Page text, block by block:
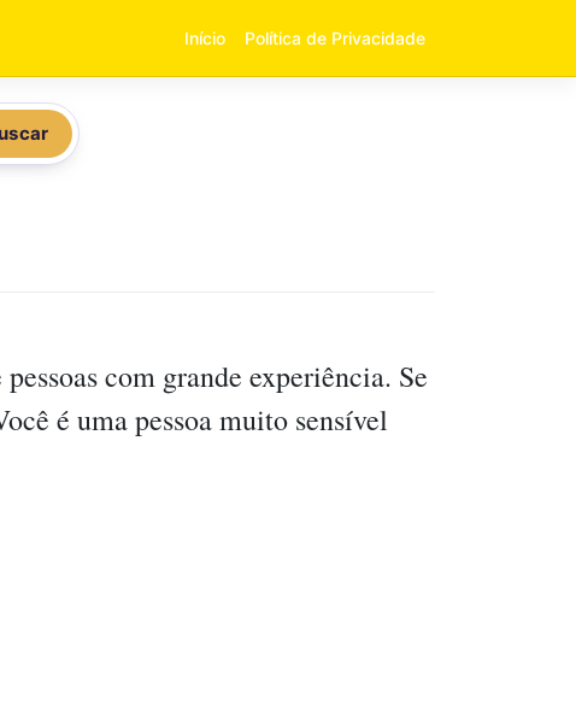
Início Política de Privacidade
com grande experiência. Se
é uma pessoa muito sensível